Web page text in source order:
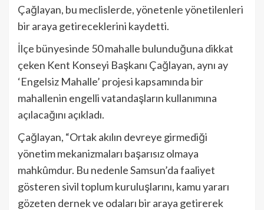
Çağlayan, bu meclislerde, yönetenle yönetilenleri
bir araya getireceklerini kaydetti.
İlçe bünyesinde 50 mahalle bulunduğuna dikkat
çeken Kent Konseyi Başkanı Çağlayan, aynı ay
‘Engelsiz Mahalle’ projesi kapsamında bir
mahallenin engelli vatandaşların kullanımına
açılacağını açıkladı.
Çağlayan, “Ortak akılın devreye girmediği
yönetim mekanizmaları başarısız olmaya
mahkûmdur. Bu nedenle Samsun’da faaliyet
gösteren sivil toplum kuruluşlarını, kamu yararı
gözeten dernek ve odaları bir araya getirerek